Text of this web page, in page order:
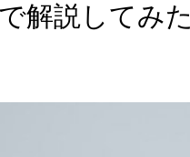
解説してみた